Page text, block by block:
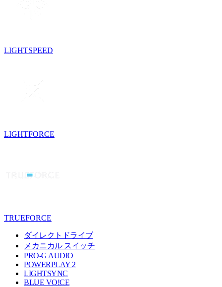
LIGHTSPEED
LIGHTFORCE
TRUEFORCE
ダイレクトドライブ
メカニカル スイッチ
PRO-G AUDIO
POWERPLAY 2
LIGHTSYNC
BLUE VO!CE